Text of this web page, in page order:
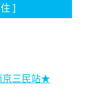
]
京三民站★